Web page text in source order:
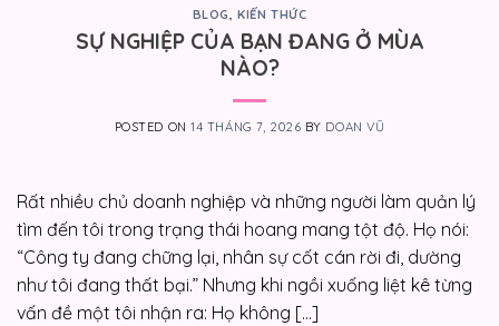
BLOG,KIẾN THỨC
SỰ NGHIỆP CỦA BẠN ĐANG Ở MÙA
NÀO?
POSTED ON14 THÁNG 7, 2026 BY DOAN VŨ
Rất nhiều chủ doanh nghiệp và những người làm quản lý
tìm đến tôi trong trạng thái hoang mang tột độ. Họ nói:
“Công ty đang chững lại, nhân sự cốt cán rời đi, dường
như tôi đang thất bại.” Nhưng khi ngồi xuống liệt kê từng
vấn đề một tôi nhận ra: Họ không […]